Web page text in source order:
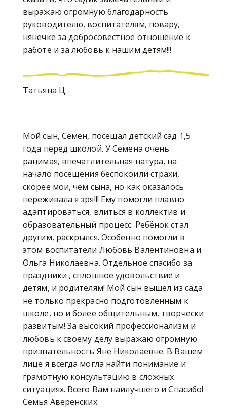
выражаю огромную благодарность
руководителю, воспитателям, повару,
нянечке за добросовестное отношение к
работе и за любовь к нашим детям!!!
Татьяна Ц.
Мой сын, Семен, посещал детский сад 1,5
года перед школой. У Семена очень
ранимая, впечатлительная натура, на
начало посещения беспокоили страхи,
скорее мои, чем сына, но как оказалось
переживала я зря!!! Ему помогли плавно
адаптироваться, влиться в коллектив и
образовательный процесс. Ребёнок стал
другим, раскрылся. Особенно помогли в
этом воспитатели Любовь Валентиновна и
Ольга Николаевна. Отдельное спасибо за
праздники , сплошное удовольствие и
детям, и родителям! Мой сын вышел из сада
не только прекрасно подготовленным к
школе, но и более общительным, творчески
развитым! За высокий профессионализм и
любовь к своему делу выражаю огромную
признательность Яне Николаевне. В Вашем
лице я всегда могла найти понимание и
грамотную консультацию в сложных
ситуациях. Всего Вам наилучшего и Спасибо!
Семья Аверенских.